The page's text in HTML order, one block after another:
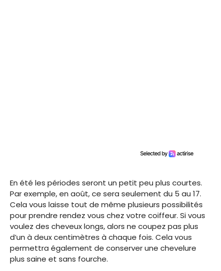
En été les périodes seront un petit peu plus courtes.
Par exemple, en août, ce sera seulement du 5 au 17.
Cela vous laisse tout de même plusieurs possibilités
pour prendre rendez vous chez votre coiffeur. Si vous
voulez des cheveux longs, alors ne coupez pas plus
d’un à deux centimètres à chaque fois. Cela vous
permettra également de conserver une chevelure
plus saine et sans fourche.